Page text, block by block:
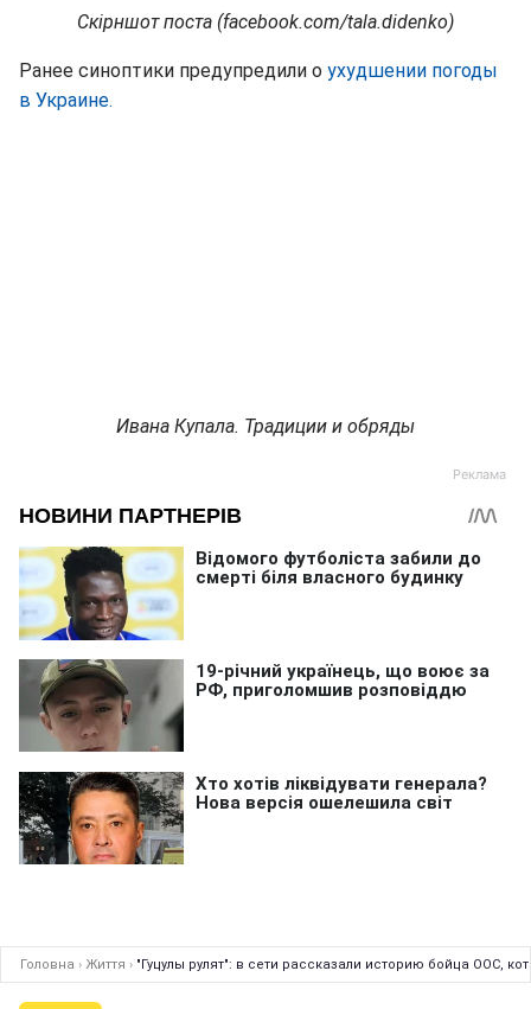
Скірншот поста (facebook.com/tala.didenko)
Ранее синоптики предупредили о ухудшении погоды
в Украине.
Ивана Купала. Традиции и обряды
Головна › Життя › "Гуцулы рулят": в сети рассказали историю бойца ООС,